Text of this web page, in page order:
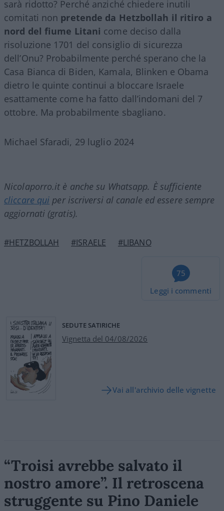
sarà ridotto? Perché anziché chiedere inutili
comitati non pretende da Hetzbollah il ritiro a
nord del fiume Litani come deciso dalla
risoluzione 1701 del consiglio di sicurezza
dell’Onu? Probabilmente perché sperano che la
Casa Bianca di Biden, Kamala, Blinken e Obama
dietro le quinte continui a bloccare Israele
esattamente come ha fatto dall’indomani del 7
ottobre. Ma probabilmente sbagliano.
Michael Sfaradi, 29 luglio 2024
Nicolaporro.it è anche su Whatsapp. È sufficiente
cliccare qui per iscriversi al canale ed essere sempre
aggiornati (gratis).
#HETZBOLLAH #ISRAELE #LIBANO
75
Leggi i commenti
SEDUTE SATIRICHE
Vignetta del 04/08/2026
Vai all'archivio delle vignette
“Troisi avrebbe salvato il
nostro amore”. Il retroscena
struggente su Pino Daniele